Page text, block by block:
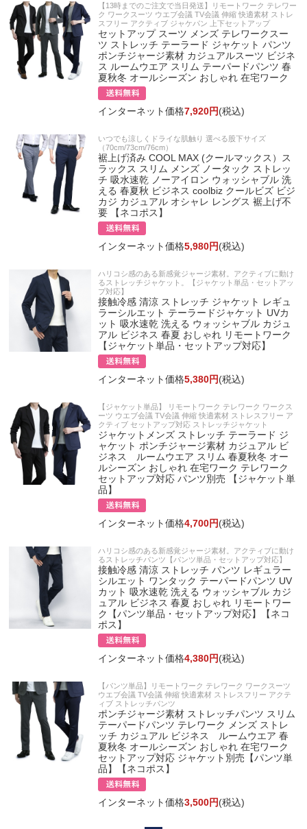
【13時までのご注文で当日発送】リモートワーク テレワー
ク ワークスーツ ウエブ会議 TV会議 伸縮 快適素材 ストレ
スフリー アクティブ ジャケパン 上下セットアップ
セットアップ スーツ メンズ テレワークスー
ツ ストレッチ テーラード ジャケット パンツ
ポンチジャージ素材 カジュアルスーツ ビジネ
ス ルームウエア スリム テーパードパンツ 春
夏秋冬 オールシーズン おしゃれ 在宅ワーク
インターネット価格7,920円(税込)
いつでも涼しくドライな肌触り 選べる股下サイズ
（70cm/73cm/76cm）
裾上げ済み COOL MAX (クールマックス）ス
ラックス スリム メンズ ノータック ストレッ
チ 吸水速乾 ノーアイロン ウォッシャブル 洗
える 春夏秋 ビジネス coolbiz クールビズ ビジ
カジ カジュアル オシャレ レングス 裾上げ不
要 【ネコポス】
インターネット価格5,980円(税込)
ハリコシ感のある新感覚ジャージ素材。アクティブに動け
るストレッチジャケット。【ジャケット単品・セットアッ
プ対応】
接触冷感 清涼 ストレッチ ジャケット レギュ
ラーシルエット テーラードジャケット UVカ
ット 吸水速乾 洗える ウォッシャブル カジュ
アル ビジネス 春夏 おしゃれ リモートワーク
【ジャケット単品・セットアップ対応】
インターネット価格5,380円(税込)
【ジャケット単品】 リモートワーク テレワーク ワークス
ーツ ウエブ会議 TV会議 伸縮 快適素材 ストレスフリー ア
クティブ セットアップ対応 ストレッチジャケット
ジャケットメンズ ストレッチ テーラード ジ
ャケット ポンチジャージ素材 カジュアル ビ
ジネス ルームウエア スリム 春夏秋冬 オー
ルシーズン おしゃれ 在宅ワーク テレワーク
セットアップ対応 パンツ別売 【ジャケット単
品】
インターネット価格4,700円(税込)
ハリコシ感のある新感覚ジャージ素材。アクティブに動け
るストレッチパンツ【パンツ単品・セットアップ対応】
接触冷感 清涼 ストレッチ パンツ レギュラー
シルエット ワンタック テーパードパンツ UV
カット 吸水速乾 洗える ウォッシャブル カジ
ュアル ビジネス 春夏 おしゃれ リモートワー
ク【パンツ単品・セットアップ対応】【ネコ
ポス】
インターネット価格4,380円(税込)
【パンツ単品】リモートワーク テレワーク ワークスーツ
ウエブ会議 TV会議 伸縮 快適素材 ストレスフリー アクテ
ィブ ストレッチパンツ
ポンチジャージ素材 ストレッチパンツ スリム
テーパードパンツ テレワーク メンズ ストレ
ッチ カジュアル ビジネス ルームウエア 春
夏秋冬 オールシーズン おしゃれ 在宅ワーク
セットアップ対応 ジャケット別売【パンツ単
品】【ネコポス】
インターネット価格3,500円(税込)